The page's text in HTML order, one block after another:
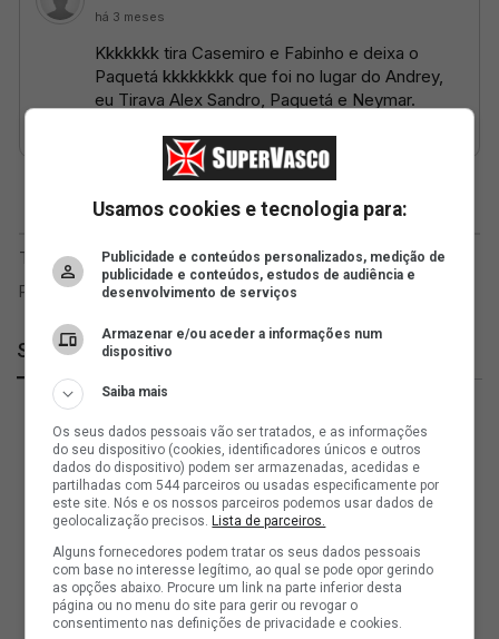
SuperVasco
Usamos cookies e tecnologia para:
Publicidade e conteúdos personalizados, medição de
publicidade e conteúdos, estudos de audiência e
desenvolvimento de serviços
Armazenar e/ou aceder a informações num
dispositivo
Saiba mais
Os seus dados pessoais vão ser tratados, e as informações
do seu dispositivo (cookies, identificadores únicos e outros
dados do dispositivo) podem ser armazenadas, acedidas e
partilhadas com 544 parceiros ou usadas especificamente por
este site. Nós e os nossos parceiros podemos usar dados de
geolocalização precisos.Lista de parceiros.
Alguns fornecedores podem tratar os seus dados pessoais
com base no interesse legítimo, ao qual se pode opor gerindo
as opções abaixo. Procure um link na parte inferior desta
página ou no menu do site para gerir ou revogar o
consentimento nas definições de privacidade e cookies.